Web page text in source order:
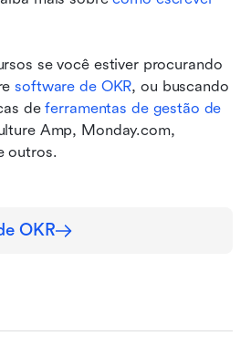
se você estiver procurando
software de OKR, ou buscando
de ferramentas de gestão de
Amp, Monday.com,
outros.
OKR